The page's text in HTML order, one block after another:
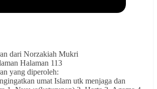
dari Norzakiah Mukri
Halaman 113
yang diperoleh:
umat Islam utk menjaga dan